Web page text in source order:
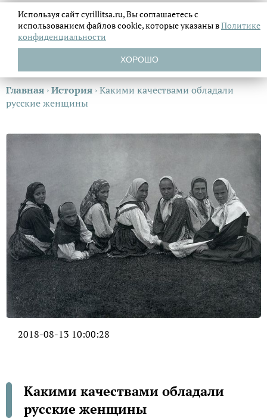
Главная ›История ›Какими качествами обладали
русские женщины
2018-08-13 10:00:28
Какими качествами обладали
русские женщины
Используя сайт cyrillitsa.ru, Вы соглашаетесь с
использованием файловcookie, которые указаны вПолитике
конфиденциальности
ХОРОШО